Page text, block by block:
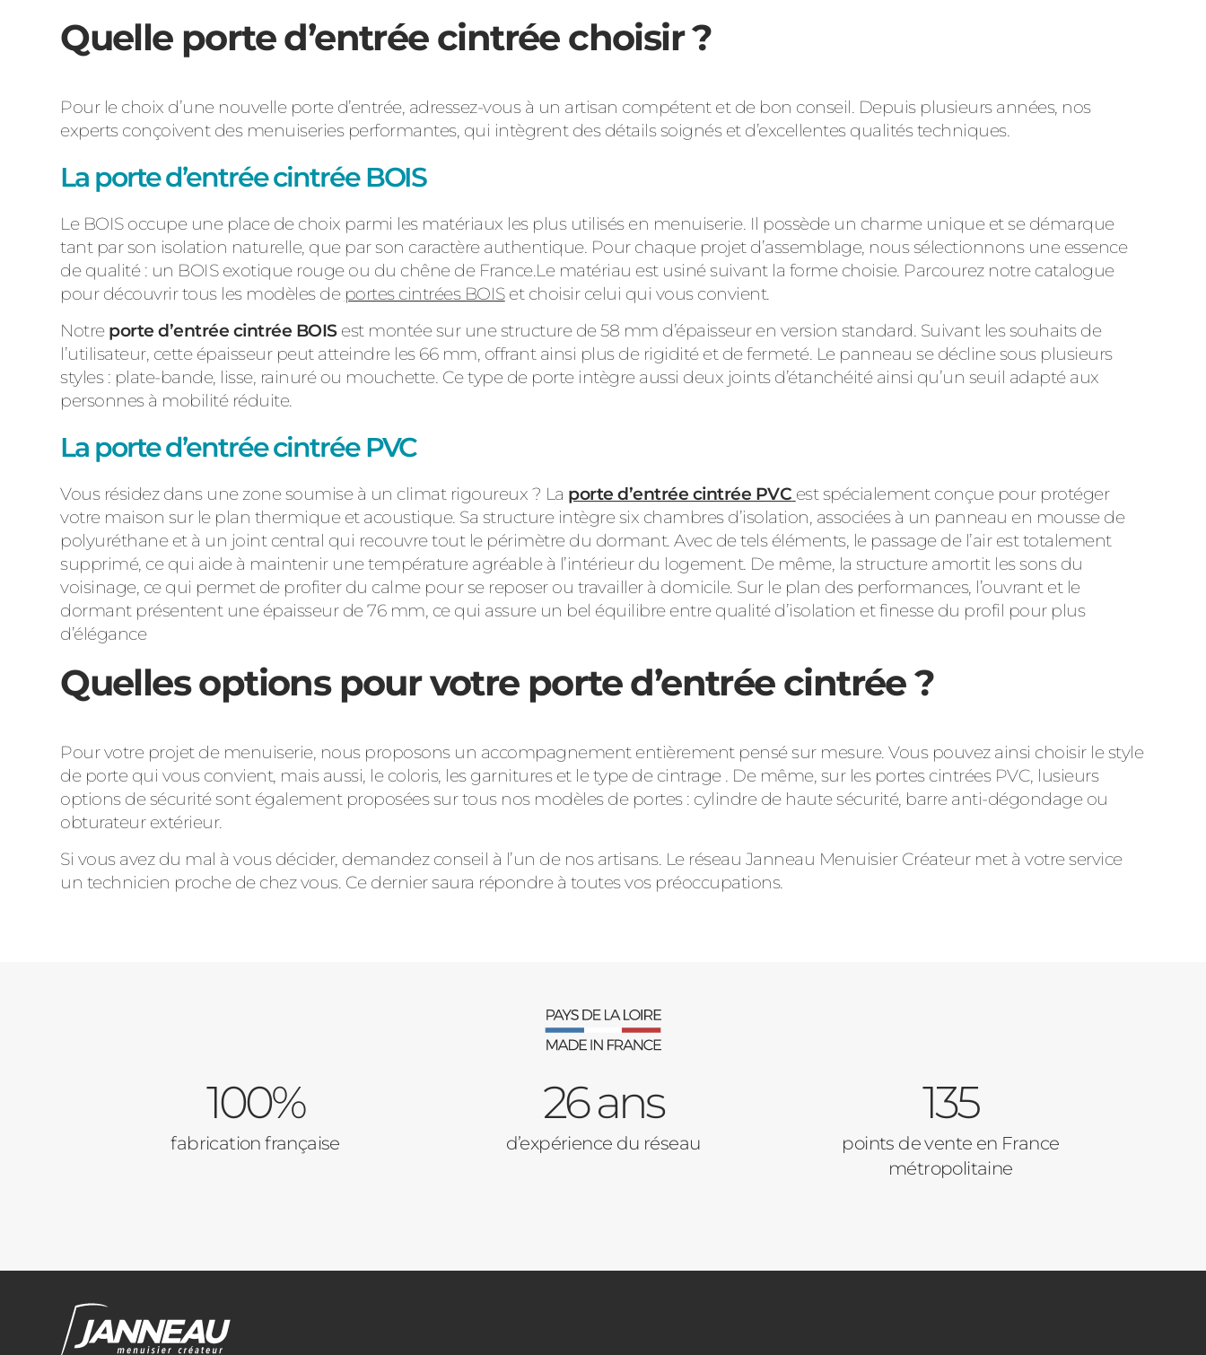
Quelle porte d’entrée cintrée choisir ?
Pour le choix d’une nouvelle porte d’entrée, adressez-vous à un artisan compétent et de bon conseil. Depuis plusieurs années, nos
experts conçoivent des menuiseries performantes, qui intègrent des détails soignés et d’excellentes qualités techniques.
La porte d’entrée cintrée BOIS
Le BOIS occupe une place de choix parmi les matériaux les plus utilisés en menuiserie. Il possède un charme unique et se démarque
tant par son isolation naturelle, que par son caractère authentique. Pour chaque projet d’assemblage, nous sélectionnons une essence
de qualité : un BOIS exotique rouge ou du chêne de France.Le matériau est usiné suivant la forme choisie. Parcourez notre catalogue
pour découvrir tous les modèles de portes cintrées BOISet choisir celui qui vous convient.
Notre porte d’entrée cintrée BOISest montée sur une structure de 58 mm d’épaisseur en version standard. Suivant les souhaits de
l’utilisateur, cette épaisseur peut atteindre les 66 mm, offrant ainsi plus de rigidité et de fermeté. Le panneau se décline sous plusieurs
styles : plate-bande, lisse, rainuré ou mouchette. Ce type de porte intègre aussi deux joints d’étanchéité ainsi qu’un seuil adapté aux
personnes à mobilité réduite.
La porte d’entrée cintrée PVC
Vous résidez dans une zone soumise à un climat rigoureux ? La porte d’entrée cintrée PVC est spécialement conçue pour protéger
votre maison sur le plan thermique et acoustique. Sa structure intègre six chambres d’isolation, associées à un panneau en mousse de
polyuréthane et à un joint central qui recouvre tout le périmètre du dormant. Avec de tels éléments, le passage de l’air est totalement
supprimé, ce qui aide à maintenir une température agréable à l’intérieur du logement. De même, la structure amortit les sons du
voisinage, ce qui permet de profiter du calme pour se reposer ou travailler à domicile. Sur le plan des performances, l’ouvrant et le
dormant présentent une épaisseur de 76 mm, ce qui assure un bel équilibre entre qualité d’isolation et finesse du profil pour plus
d’élégance
Quelles options pour votre porte d’entrée cintrée ?
Pour votre projet de menuiserie, nous proposons un accompagnement entièrement pensé sur mesure. Vous pouvez ainsi choisir le style
de porte qui vous convient, mais aussi, le coloris, les garnitures et le type de cintrage . De même, sur les portes cintrées PVC, lusieurs
options de sécurité sont également proposées sur tous nos modèles de portes : cylindre de haute sécurité, barre anti-dégondage ou
obturateur extérieur.
Si vous avez du mal à vous décider, demandez conseil à l’un de nos artisans. Le réseau Janneau Menuisier Créateur met à votre service
un technicien proche de chez vous. Ce dernier saura répondre à toutes vos préoccupations.
100%
fabrication française
26 ans
d’expérience du réseau
135
points de vente en France
métropolitaine